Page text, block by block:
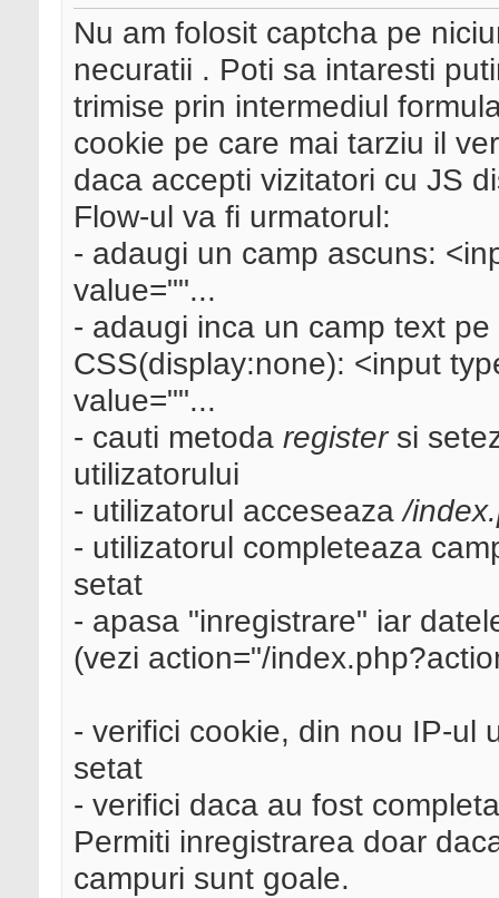
Nu am folosit captcha pe
necuratii . Poti sa intaresti
trimise prin intermediul
cookie pe care mai tarziu il
daca accepti vizitatori cu JS
Flow-ul va fi urmatorul:
- adaugi un camp ascuns:
value=""...
- adaugi inca un camp text
CSS(display:none): <input
value=""...
- cauti metoda registersi
utilizatorului
- utilizatorul acceseaza/
- utilizatorul completeaza
setat
- apasa "inregistrare" iar
(vezi action="/
- verifici cookie, din nou IP-ul
setat
- verifici daca au fost
Permiti inregistrarea doar
campuri sunt goale.